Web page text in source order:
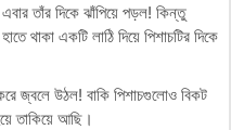
তাঁর দিকে ঝাঁপিয়ে পড়ল! কিন্তু
থাকা একটি লাঠি দিয়ে পিশাচটির দিকে
জ্বলে উঠল! বাকি পিশাচগুলোও বিকট
তাকিয়ে আছি।